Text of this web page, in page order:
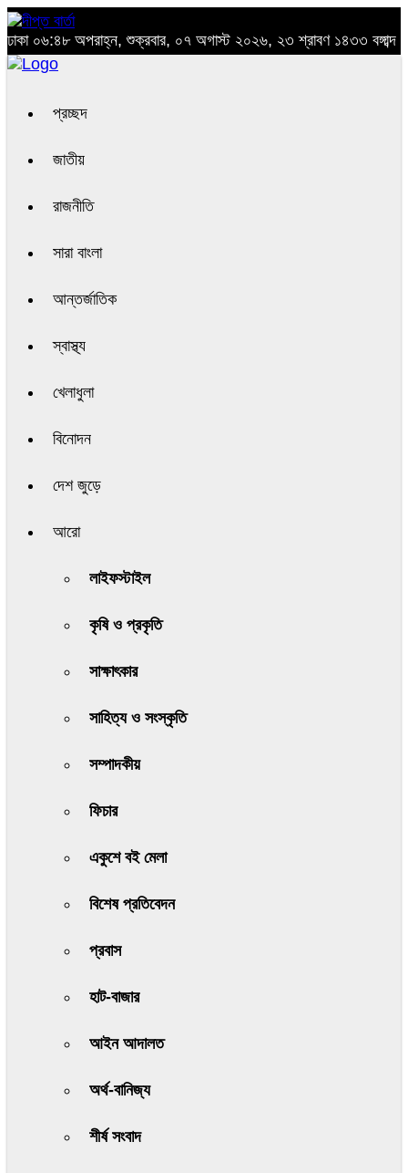
ঢাকা ০৬:৪৮ অপরাহ্ন, শুক্রবার, ০৭ অগাস্ট ২০২৬, ২৩ শ্রাবণ ১৪৩৩ বঙ্গাব্দ
প্রচ্ছদ
জাতীয়
রাজনীতি
সারা বাংলা
আন্তর্জাতিক
স্বাস্থ্য
খেলাধুলা
বিনোদন
দেশ জুড়ে
আরো
লাইফস্টাইল
কৃষি ও প্রকৃতি
সাক্ষাৎকার
সাহিত্য ও সংস্কৃতি
সম্পাদকীয়
ফিচার
একুশে বই মেলা
বিশেষ প্রতিবেদন
প্রবাস
হাট-বাজার
আইন আদালত
অর্থ-বানিজ্য
শীর্ষ সংবাদ